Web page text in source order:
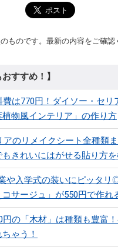
ものです。最新の内容をご確認
すすめ！】
費は770円！ダイソー・セ
物風インテリア」の作り方
アのリメイクシート全種類
きれいにはがせる貼り方
業や入学式の装いにピッタ
サージュ」が550円で作れ
円の「木材」は種類も豊富
ゃう！